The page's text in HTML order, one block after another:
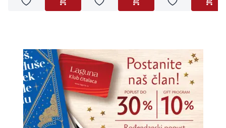
Dodaj u omiljeneDODAJ U KORPUDodaj u omiljeneDODAJ U KORPU
Dodaj u